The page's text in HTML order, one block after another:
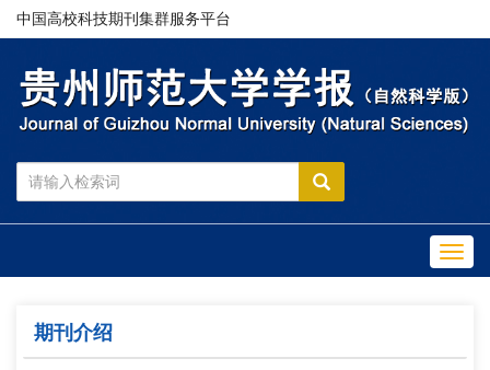
中国高校科技期刊集群服务平台
期刊介绍